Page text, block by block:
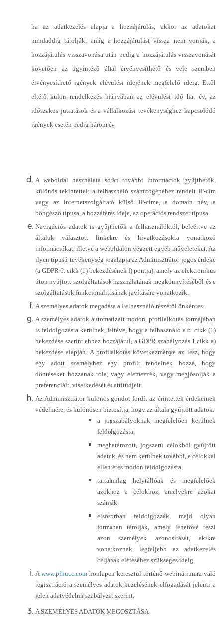
ha az adatkezelés alapja a hozzájárulás, akkor az adatokat
mindaddig tárolják, amíg a hozzájárulást vissza nem vonják, a
hozzájárulás visszavonása után pedig a hozzájárulás visszavonását
követően az ügyintéző által érvényesíthető és vele szemben
érvényesíthető igények elévülési idejének megfelelő ideig. Ettől
eltérő külön rendelkezés hiányában az elévülési idő hat év, az
időszakos juttatások és a vállalkozási tevékenységhez kapcsolódó
igények esetén pedig három év.
A weboldal használata során további információk gyűjthetők,
különös tekintettel: a felhasználó számítógépéhez rendelt IP-cím
vagy az internetszolgáltató külső IP-címe, a domain név, a
böngésző típusa, a hozzáférés ideje, az operációs rendszer típusa.
Navigációs adatok is gyűjthetők a felhasználóktól, beleértve az
általuk választott linkekre és hivatkozásokra vonatkozó
információkat, illetve a weboldalon végzett egyéb műveleteket. Az
ilyen típusú tevékenység jogalapja az Adminisztrátor jogos érdeke
(a GDPR 6. cikk (1) bekezdésének f) pontja), amely az elektronikus
úton nyújtott szolgáltatások használatának megkönnyítéséből és e
szolgáltatások funkcionalitásának javítására vonatkozik.
A személyes adatok megadása a Felhasználó részéről önkéntes.
A személyes adatok automatizált módon, profilalkotás formájában
is feldolgozásra kerülnek, feltéve, hogy a felhasználó a 6. cikk (1)
bekezdése szerint ehhez hozzájárul, a GDPR szabályozás 1.cikk a)
bekezdése alapján. A profilalkotás következménye az lesz, hogy
egy adott személyhez egy profilt rendelnek hozzá, hogy
döntéseket hozzanak róla, vagy elemezzék, vagy megjósolják a
preferenciáit, viselkedését és attitűdjeit.
Az Adminisztrátor különös gondot fordít az érintettek érdekeinek
védelmére, és különösen biztosítja, hogy az általa gyűjtött adatok:
a jogszabályoknak megfelelően kerülnek
feldolgozásra,
meghatározott, jogszerű célokból gyűjtött
adatok, és nem kerülnek további, e célokkal
ellentétes módon feldolgozásra,
tartalmilag helytállóak és megfelelőek
azokhoz a célokhoz, amelyekre azokat
szánják
elsősorban feldolgozzák, majd olyan
formában tárolják, amely lehetővé teszi
azon személyek azonosítását, akikre
vonatkoznak, legfeljebb az adatkezelés
céljának eléréséhez szükséges ideig.
A www.plhucc.com honlapon keresztül történő webináriumra való
regisztráció a személyes adatok kezelésének elfogadását jelenti a
jelen adatvédelmi szabályzat szerint.
A SZEMÉLYES ADATOK MEGOSZTÁSA